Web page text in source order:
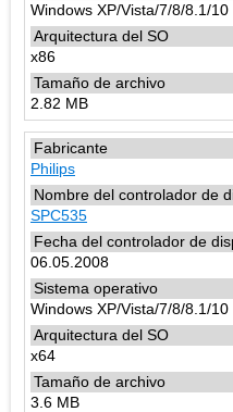
Windows XP/Vista/7/8/8.1/10
x86
2.82 MB
Philips
SPC535
06.05.2008
Windows XP/Vista/7/8/8.1/10
x64
3.6 MB